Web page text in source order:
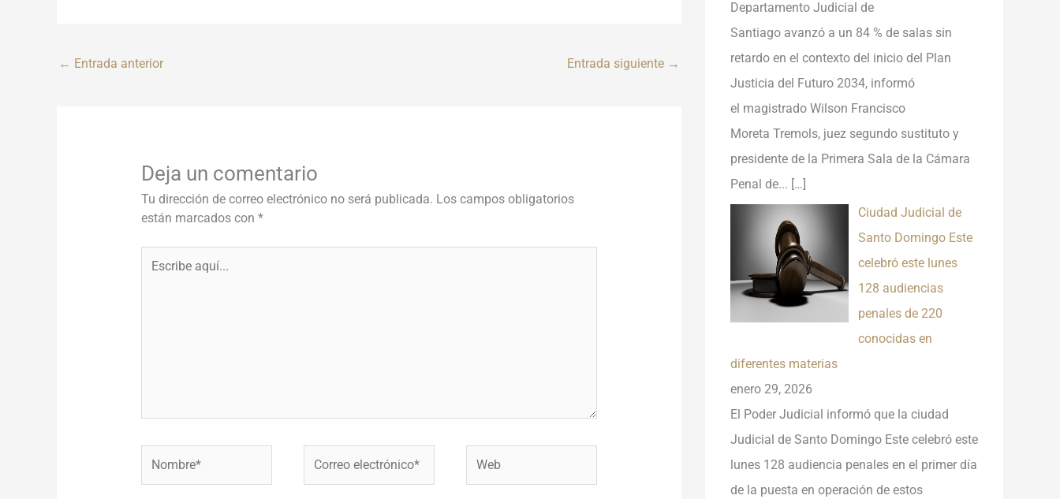
← Entrada anterior Entrada siguiente →
Deja un comentario
Tu dirección de correo electrónico no será publicada. Los campos obligatorios
están marcados con *
aquí...
electrónico*
Departamento Judicial de
Santiago avanzó a un 84 % de salas sin
retardo en el contexto del inicio del Plan
Justicia del Futuro 2034, informó
el magistrado Wilson Francisco
Moreta Tremols, juez segundo sustituto y
presidente de la Primera Sala de la Cámara
Penal de... […]
Ciudad Judicial de
Santo Domingo Este
celebró este lunes
128 audiencias
penales de 220
conocidas en
diferentes materias
enero 29, 2026
El Poder Judicial informó que la ciudad
Judicial de Santo Domingo Este celebró este
lunes 128 audiencia penales en el primer día
de la puesta en operación de estos